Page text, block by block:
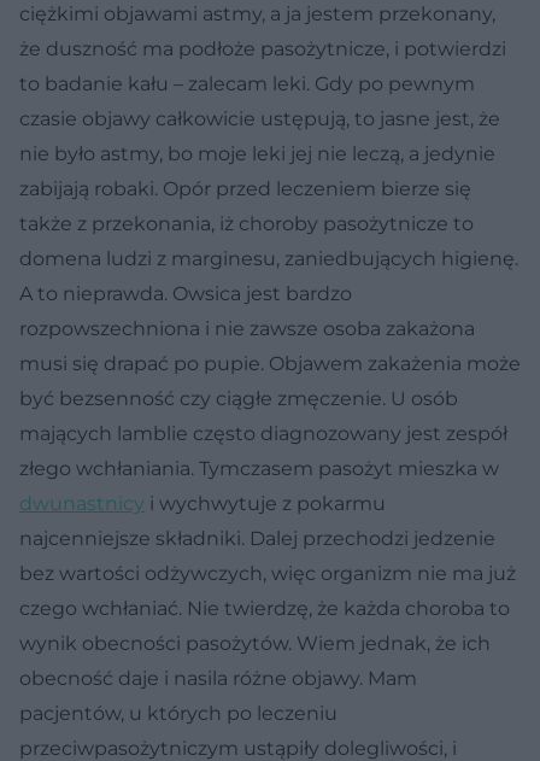
ciężkimi objawami astmy, a ja jestem przekonany,
że duszność ma podłoże pasożytnicze, i potwierdzi
to badanie kału – zalecam leki. Gdy po pewnym
czasie objawy całkowicie ustępują, to jasne jest, że
nie było astmy, bo moje leki jej nie leczą, a jedynie
zabijają robaki. Opór przed leczeniem bierze się
także z przekonania, iż choroby pasożytnicze to
domena ludzi z marginesu, zaniedbujących higienę.
A to nieprawda. Owsica jest bardzo
rozpowszechniona i nie zawsze osoba zakażona
musi się drapać po pupie. Objawem zakażenia może
być bezsenność czy ciągłe zmęczenie. U osób
mających lamblie często diagnozowany jest zespół
złego wchłaniania. Tymczasem pasożyt mieszka w
dwunastnicy i wychwytuje z pokarmu
najcenniejsze składniki. Dalej przechodzi jedzenie
bez wartości odżywczych, więc organizm nie ma już
czego wchłaniać. Nie twierdzę, że każda choroba to
wynik obecności pasożytów. Wiem jednak, że ich
obecność daje i nasila różne objawy. Mam
pacjentów, u których po leczeniu
przeciwpasożytniczym ustąpiły dolegliwości, i